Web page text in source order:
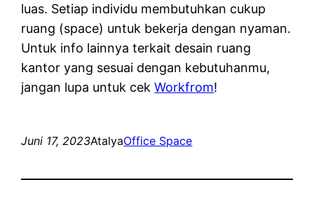
luas. Setiap individu membutuhkan cukup
ruang (space) untuk bekerja dengan nyaman.
Untuk info lainnya terkait desain ruang
kantor yang sesuai dengan kebutuhanmu,
jangan lupa untuk cekWorkfrom!
Juni 17, 2023AtalyaOffice Space